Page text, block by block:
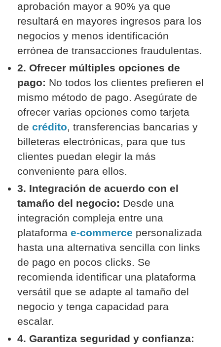
aprobación mayor a 90% ya que
resultará en mayores ingresos para los
negocios y menos identificación
errónea de transacciones fraudulentas.
2. Ofrecer múltiples opciones de
pago: No todos los clientes prefieren el
mismo método de pago. Asegúrate de
ofrecer varias opciones como tarjeta
de crédito, transferencias bancarias y
billeteras electrónicas, para que tus
clientes puedan elegir la más
conveniente para ellos.
3. Integración de acuerdo con el
tamaño del negocio: Desde una
integración compleja entre una
plataforma e-commerce personalizada
hasta una alternativa sencilla con links
de pago en pocos clicks. Se
recomienda identificar una plataforma
versátil que se adapte al tamaño del
negocio y tenga capacidad para
escalar.
4. Garantiza seguridad y confianza: